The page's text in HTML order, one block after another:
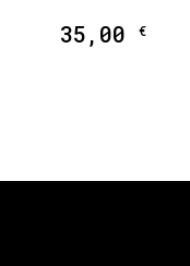
35,00 €